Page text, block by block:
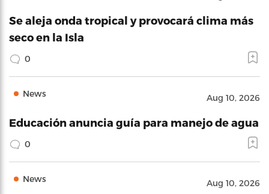
Se aleja onda tropical y provocará clima más
seco en la Isla
0
News Aug 10, 2026
Educación anuncia guía para manejo de agua
0
News Aug 10, 2026